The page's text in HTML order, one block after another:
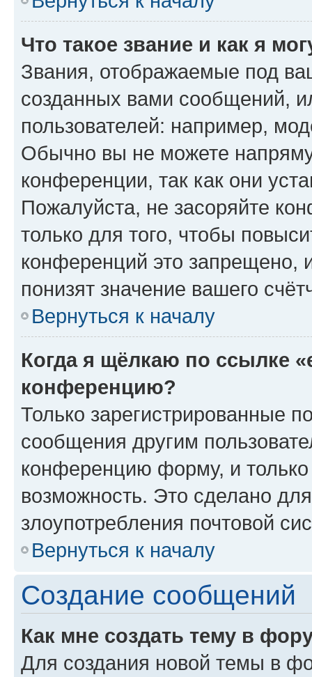
Что такое звание и как я
Звания, отображаемые под
созданных вами сообщений,
пользователей: например,
Обычно вы не можете
конференции, так как они
Пожалуйста, не засоряйте
только для того, чтобы
конференций это запрещено,
понизят значение вашего
Вернуться к началу
Когда я щёлкаю по ссылке
конференцию?
Только зарегистрированные
сообщения другим
конференцию форму, и
возможность. Это сделано
злоупотребления почтовой
Вернуться к началу
Создание сообщений
Как мне создать тему в
Для создания новой темы в